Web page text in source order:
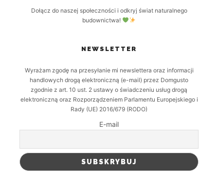
Dołącz do naszej społeczności i odkryj świat naturalnego
budownictwa!
NEWSLETTER
Wyrażam zgodę na przesyłanie mi newslettera oraz informacji
handlowych drogą elektroniczną (e-mail) przez Domgusto
zgodnie z art. 10 ust. 2 ustawy o świadczeniu usług drogą
elektroniczną oraz Rozporządzeniem Parlamentu Europejskiego i
Rady (UE) 2016/679 (RODO)
E-mail